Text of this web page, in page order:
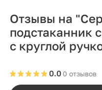
Отзывы на
подстаканник
с круглой
0 отзывов
0.0